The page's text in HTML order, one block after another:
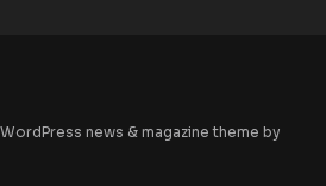
news & magazine theme by